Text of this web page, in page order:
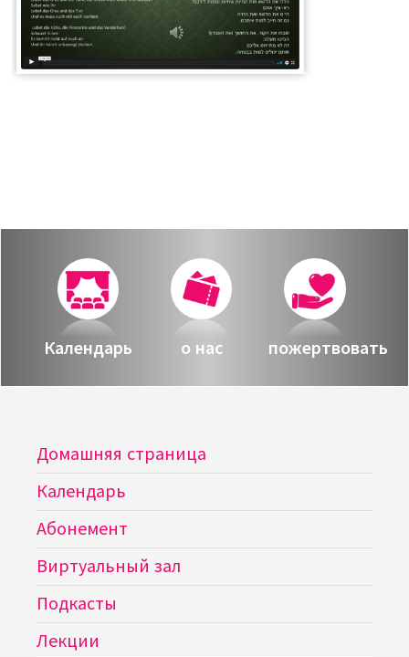
Календарь о нас пожертвовать
Домашняя страница
Календарь
Абонемент
Виртуальный зал
Подкасты
Лекции